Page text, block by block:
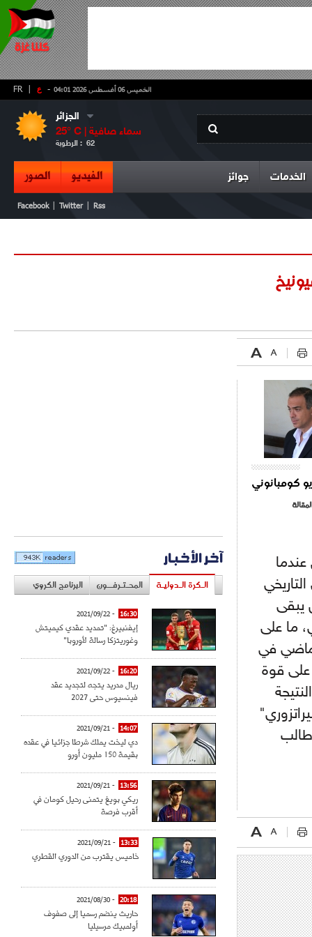
- ع FR الخميس 06 أغسطس 2026 04:01
الجزائر
25° C | سماء صافية
الرطوبة : 62
الخدمات جوائز الفيديو الصور
Facebook Twitter Rss
كومبانوني
يبقى
ما على
في
على قوة
طالب
آخر الأخبار
الـكرة الـدوليـة المحـتـرفــون البرنامج الكروي
16:30
- 2021/09/22
إيفنبيرغ: "تمديد عقدي كيميتش
وغوريتزكا رسالة لأوروبا"
16:20
- 2021/09/22
ريال مدريد يتجه لتجديد عقد
فينسيوس حتى 2027
14:07
- 2021/09/21
دي ليخت يملك شرطا جزائيا في عقده
بقيمة 150 مليون أورو
13:56
- 2021/09/21
ريكي بويغ يتمنى رحيل كومان في
أقرب فرصة
13:33
- 2021/09/21
خاميس يقترب من الدوري القطري
20:18
- 2021/08/30
حاريث ينضم رسميا إلى صفوف
أولمبيك مرسيليا